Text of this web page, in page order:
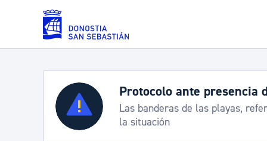
Saltar al contenido principal
Servicios
Padrón y asuntos personales
Protocolo ante presencia
Las banderas de las playas,
la situación